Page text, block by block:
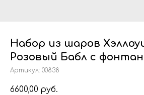
Набор из шаров
Розовый Бабл с
Артикул: 00838
6600,00 руб.